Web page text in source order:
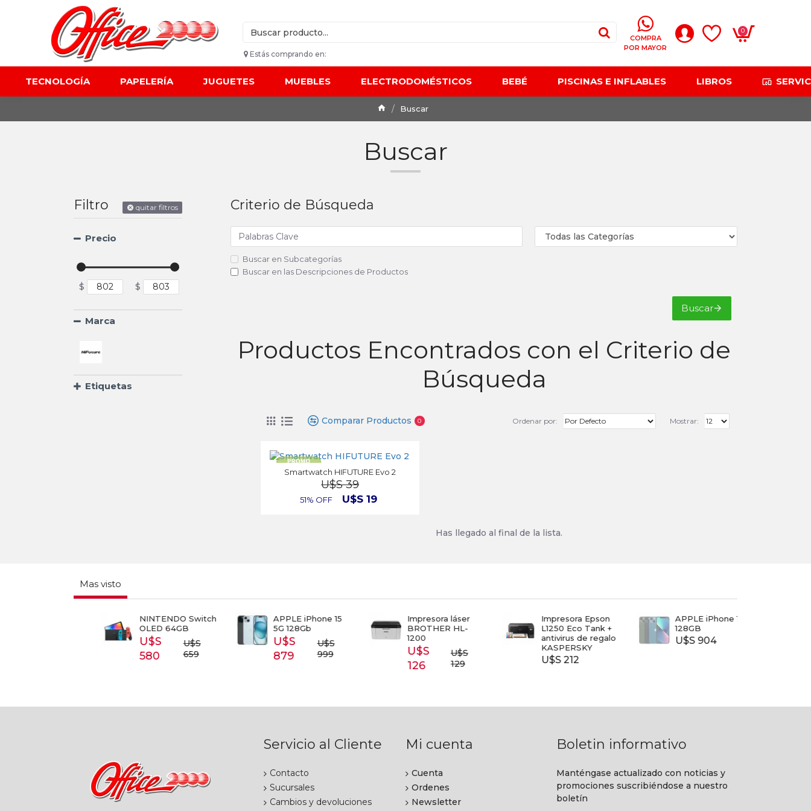
Estás comprando en:
COMPRA
POR MAYOR
0
TECNOLOGÍA PAPELERÍA JUGUETES MUEBLES ELECTRODOMÉSTICOS BEBÉ PISCINAS E INFLABLES LIBROS
Buscar
Buscar
Filtro quitar filtros
Precio
$ $
Marca
Etiquetas
Criterio de Búsqueda
Buscar en Subcategorías
Buscar en las Descripciones de Productos
Buscar
Productos Encontrados con el Criterio de
Búsqueda
Comparar Productos 0 Ordenar por: Mostrar:
Smartwatch HIFUTURE Evo 2
U$S 39
51% OFF U$S 19
Has llegado al final de la lista.
Mas visto
NINTENDO Switch
OLED 64GB
U$S
U$S
APPLE iPhone 15
5G 128Gb
U$S
U$S
Impresora láser
BROTHER HL-
1200
U$S
Impresora Epson
L1250 Eco Tank +
antivirus de regalo
KASPERSKY
U$S 212
APPLE iPhone 13
128GB
U$S 904
Servicio al Cliente
Contacto
Sucursales
Cambios y devoluciones
Mi cuenta
Cuenta
Ordenes
Newsletter
Boletin informativo
Manténgase actualizado con noticias y
promociones suscribiéndose a nuestro
boletín